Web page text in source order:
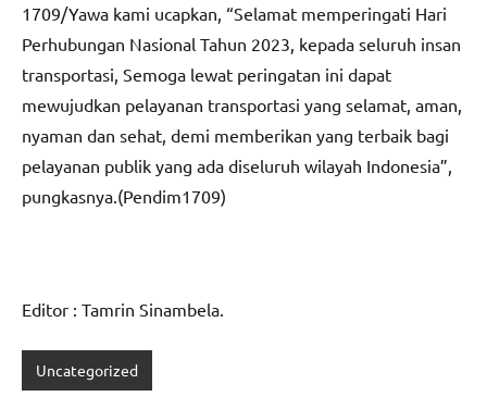
1709/Yawa kami ucapkan, “Selamat memperingati Hari
Perhubungan Nasional Tahun 2023, kepada seluruh insan
transportasi, Semoga lewat peringatan ini dapat
mewujudkan pelayanan transportasi yang selamat, aman,
nyaman dan sehat, demi memberikan yang terbaik bagi
pelayanan publik yang ada diseluruh wilayah Indonesia”,
pungkasnya.(Pendim1709)
Editor : Tamrin Sinambela.
Uncategorized